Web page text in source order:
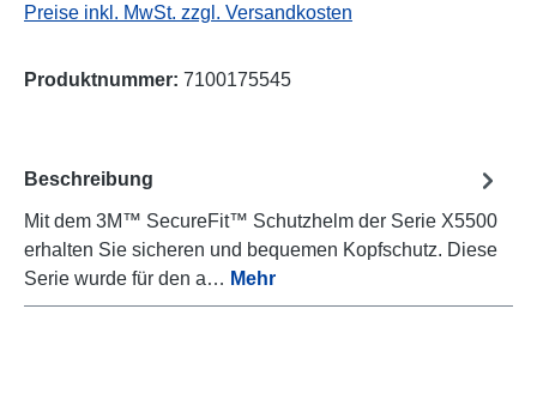
Preise inkl. MwSt. zzgl. Versandkosten
Produktnummer: 7100175545
Beschreibung
Mit dem 3M™ SecureFit™ Schutzhelm der Serie X5500
erhalten Sie sicheren und bequemen Kopfschutz. Diese
Serie wurde für den a… Mehr